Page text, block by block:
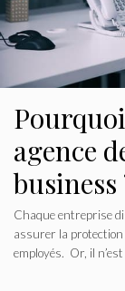
agence
business
Chaque entreprise
assurer la protection
employés. Or, il n’est